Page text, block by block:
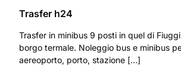
Trasfer h24
Trasfer in minibus 9 posti in quel di
borgo termale. Noleggio bus e minibus
aereoporto, porto, stazione […]